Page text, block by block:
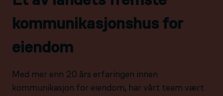
kommunikasjonshus for
eiendom
Med mer enn 20 års erfaringen innen
kommunikasjon for eiendom, har vårt team vært